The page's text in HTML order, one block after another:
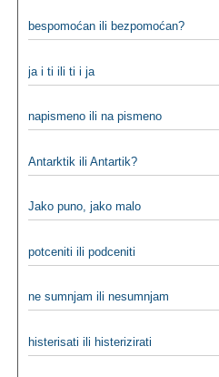
bespomoćan ili bezpomoćan?
ja i ti ili ti i ja
napismeno ili na pismeno
Antarktik ili Antartik?
Jako puno, jako malo
potceniti ili podceniti
ne sumnjam ili nesumnjam
histerisati ili histerizirati